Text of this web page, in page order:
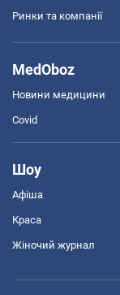
Ринки та компанії
MedOboz
Новини медицини
Covid
Шоу
Афіша
Краса
Жіночий журнал